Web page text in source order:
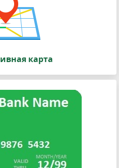
карта